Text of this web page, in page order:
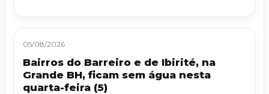
05/08/2026
Bairros do Barreiro e de Ibirité, na
Grande BH, ficam sem água nesta
quarta-feira (5)